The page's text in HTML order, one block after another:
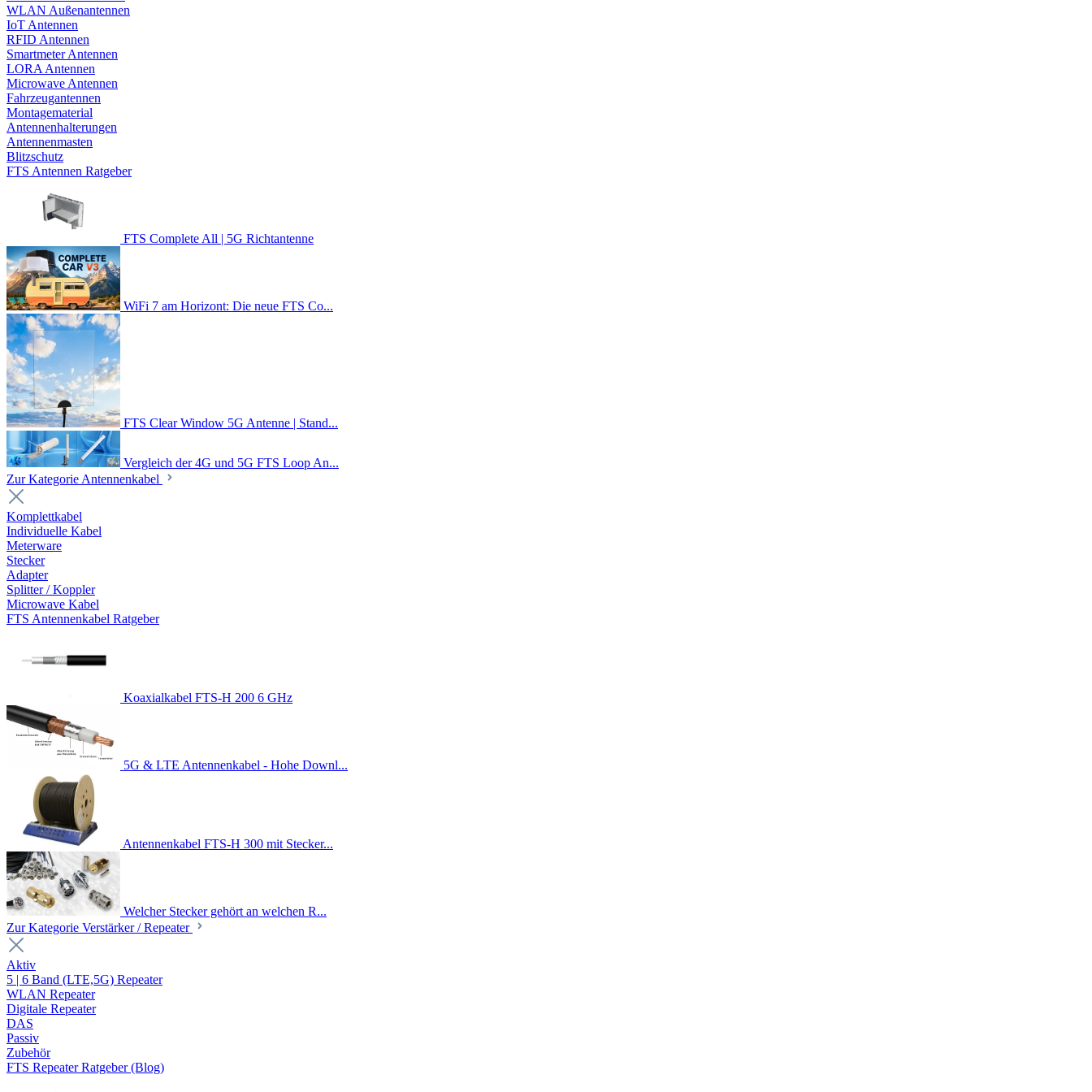
WLAN Außenantennen
IoT Antennen
RFID Antennen
Smartmeter Antennen
LORA Antennen
Microwave Antennen
Fahrzeugantennen
Montagematerial
Antennenhalterungen
Antennenmasten
Blitzschutz
FTS Antennen Ratgeber
FTS Complete All | 5G Richtantenne
WiFi 7 am Horizont: Die neue FTS Co...
FTS Clear Window 5G Antenne | Stand...
Vergleich der 4G und 5G FTS Loop An...
Zur Kategorie Antennenkabel
Komplettkabel
Individuelle Kabel
Meterware
Stecker
Adapter
Splitter / Koppler
Microwave Kabel
FTS Antennenkabel Ratgeber
Koaxialkabel FTS-H 200 6 GHz
5G & LTE Antennenkabel - Hohe Downl...
Antennenkabel FTS-H 300 mit Stecker...
Welcher Stecker gehört an welchen R...
Zur Kategorie Verstärker / Repeater
Aktiv
5 | 6 Band (LTE,5G) Repeater
WLAN Repeater
Digitale Repeater
DAS
Passiv
Zubehör
FTS Repeater Ratgeber (Blog)